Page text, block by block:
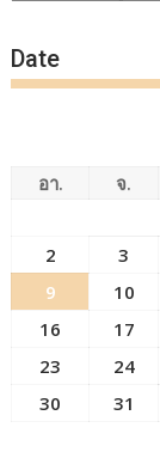
Date
อา. จ.
2
3
9
10
16
17
23
24
30
31